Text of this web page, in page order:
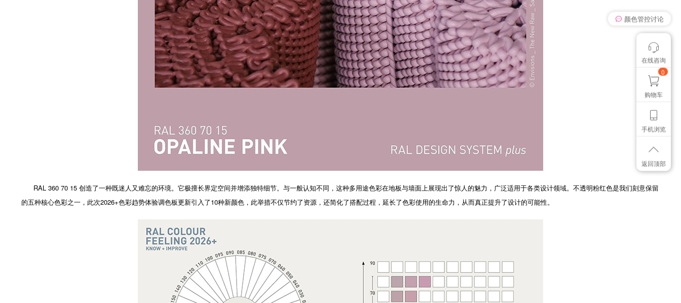
RAL 360 70 15 创造了一种既迷人又难忘的环境。它极擅长界定空间并增添独特细节。与一般认知不同，这种多用途色彩在地板与墙面上展现出了惊人的魅力，广泛适用于各类设计领域。不透明粉红色是我们刻意保留
的五种核心色彩之一，此次2026+色彩趋势体验调色板更新引入了10种新颜色，此举措不仅节约了资源，还简化了搭配过程，延长了色彩使用的生命力，从而真正提升了设计的可能性。
我有个想法
想找个色卡
颜色管控讨论
在线咨询
0
购物车
手机浏览
返回顶部